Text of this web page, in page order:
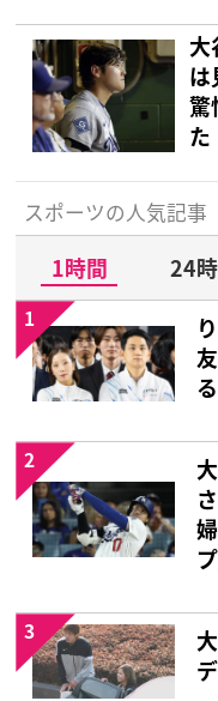
大
は
驚
た
スポーツの人気記事
1時間 24
1
プ
2
3